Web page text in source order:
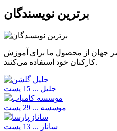
برترین نویسندگان
جهان از محصول ما برای آموزش
کارکنان خود استفاده می‌کنند.
جلیل ... 15 پست
موسسه ... 29 پست
ساناز ... 13 پست